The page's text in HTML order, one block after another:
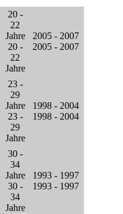
20 -
22
Jahre
20 -
22
Jahre
2005 - 2007
2005 - 2007
23 -
29
Jahre
23 -
29
Jahre
1998 - 2004
1998 - 2004
30 -
34
Jahre
30 -
34
Jahre
1993 - 1997
1993 - 1997